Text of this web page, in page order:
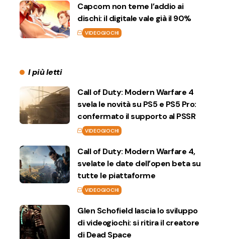
Capcom non teme l’addio ai
dischi: il digitale vale già il 90%
VIDEOGIOCHI
I più letti
Call of Duty: Modern Warfare 4
svela le novità su PS5 e PS5 Pro:
confermato il supporto al PSSR
VIDEOGIOCHI
Call of Duty: Modern Warfare 4,
svelate le date dell’open beta su
tutte le piattaforme
VIDEOGIOCHI
Glen Schofield lascia lo sviluppo
di videogiochi: si ritira il creatore
di Dead Space